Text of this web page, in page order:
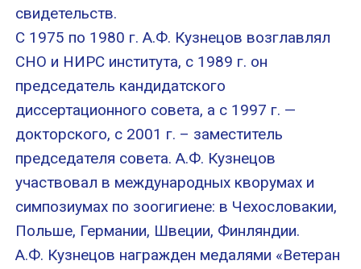
свидетельств.
С 1975 по 1980 г. А.Ф. Кузнецов возглавлял
СНО и НИРС института, с 1989 г. он
председатель кандидатского
диссертационного совета, а с 1997 г. —
докторского, с 2001 г. – заместитель
председателя совета. А.Ф. Кузнецов
участвовал в международных кворумах и
симпозиумах по зоогигиене: в Чехословакии,
Польше, Германии, Швеции, Финляндии.
А.Ф. Кузнецов награжден медалями «Ветеран